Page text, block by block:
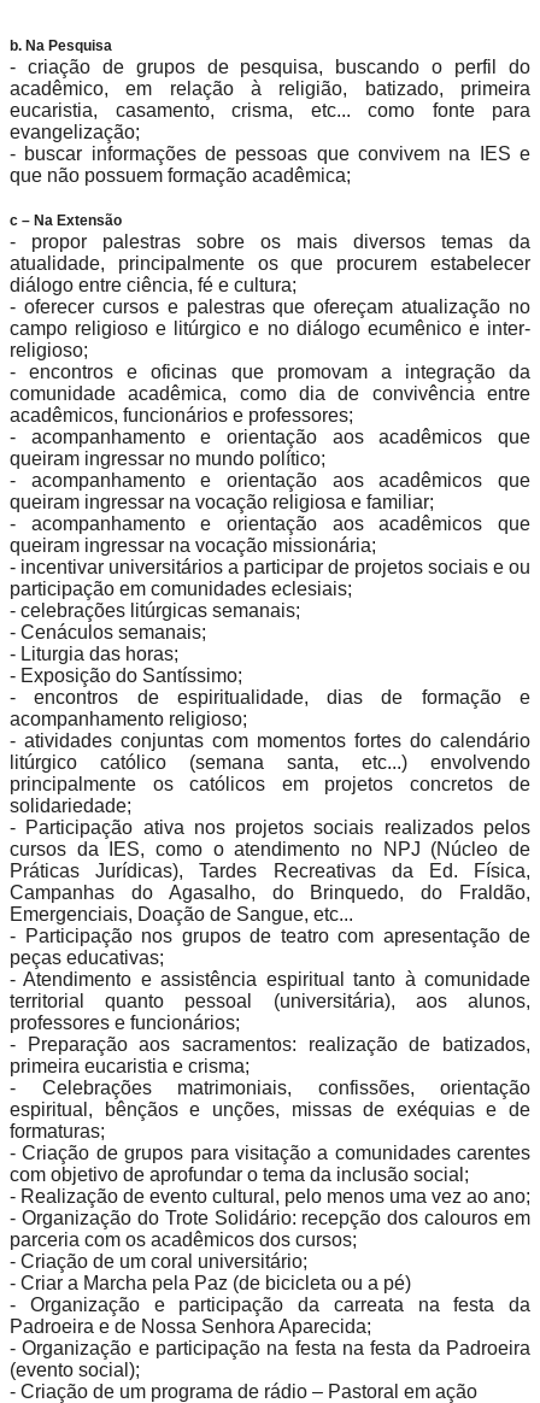
b. Na Pesquisa
- criação de grupos de pesquisa, buscando o perfil do
acadêmico, em relação à religião, batizado, primeira
eucaristia, casamento, crisma, etc... como fonte para
evangelização;
- buscar informações de pessoas que convivem na IES e
que não possuem formação acadêmica;
c – Na Extensão
- propor palestras sobre os mais diversos temas da
atualidade, principalmente os que procurem estabelecer
diálogo entre ciência, fé e cultura;
- oferecer cursos e palestras que ofereçam atualização no
campo religioso e litúrgico e no diálogo ecumênico e inter-
religioso;
- encontros e oficinas que promovam a integração da
comunidade acadêmica, como dia de convivência entre
acadêmicos, funcionários e professores;
- acompanhamento e orientação aos acadêmicos que
queiram ingressar no mundo político;
- acompanhamento e orientação aos acadêmicos que
queiram ingressar na vocação religiosa e familiar;
- acompanhamento e orientação aos acadêmicos que
queiram ingressar na vocação missionária;
- incentivar universitários a participar de projetos sociais e ou
participação em comunidades eclesiais;
- celebrações litúrgicas semanais;
- Cenáculos semanais;
- Liturgia das horas;
- Exposição do Santíssimo;
- encontros de espiritualidade, dias de formação e
acompanhamento religioso;
- atividades conjuntas com momentos fortes do calendário
litúrgico católico (semana santa, etc...) envolvendo
principalmente os católicos em projetos concretos de
solidariedade;
- Participação ativa nos projetos sociais realizados pelos
cursos da IES, como o atendimento no NPJ (Núcleo de
Práticas Jurídicas), Tardes Recreativas da Ed. Física,
Campanhas do Agasalho, do Brinquedo, do Fraldão,
Emergenciais, Doação de Sangue, etc...
- Participação nos grupos de teatro com apresentação de
peças educativas;
- Atendimento e assistência espiritual tanto à comunidade
territorial quanto pessoal (universitária), aos alunos,
professores e funcionários;
- Preparação aos sacramentos: realização de batizados,
primeira eucaristia e crisma;
- Celebrações matrimoniais, confissões, orientação
espiritual, bênçãos e unções, missas de exéquias e de
formaturas;
- Criação de grupos para visitação a comunidades carentes
com objetivo de aprofundar o tema da inclusão social;
- Realização de evento cultural, pelo menos uma vez ao ano;
- Organização do Trote Solidário: recepção dos calouros em
parceria com os acadêmicos dos cursos;
- Criação de um coral universitário;
- Criar a Marcha pela Paz (de bicicleta ou a pé)
- Organização e participação da carreata na festa da
Padroeira e de Nossa Senhora Aparecida;
- Organização e participação na festa na festa da Padroeira
(evento social);
- Criação de um programa de rádio – Pastoral em ação